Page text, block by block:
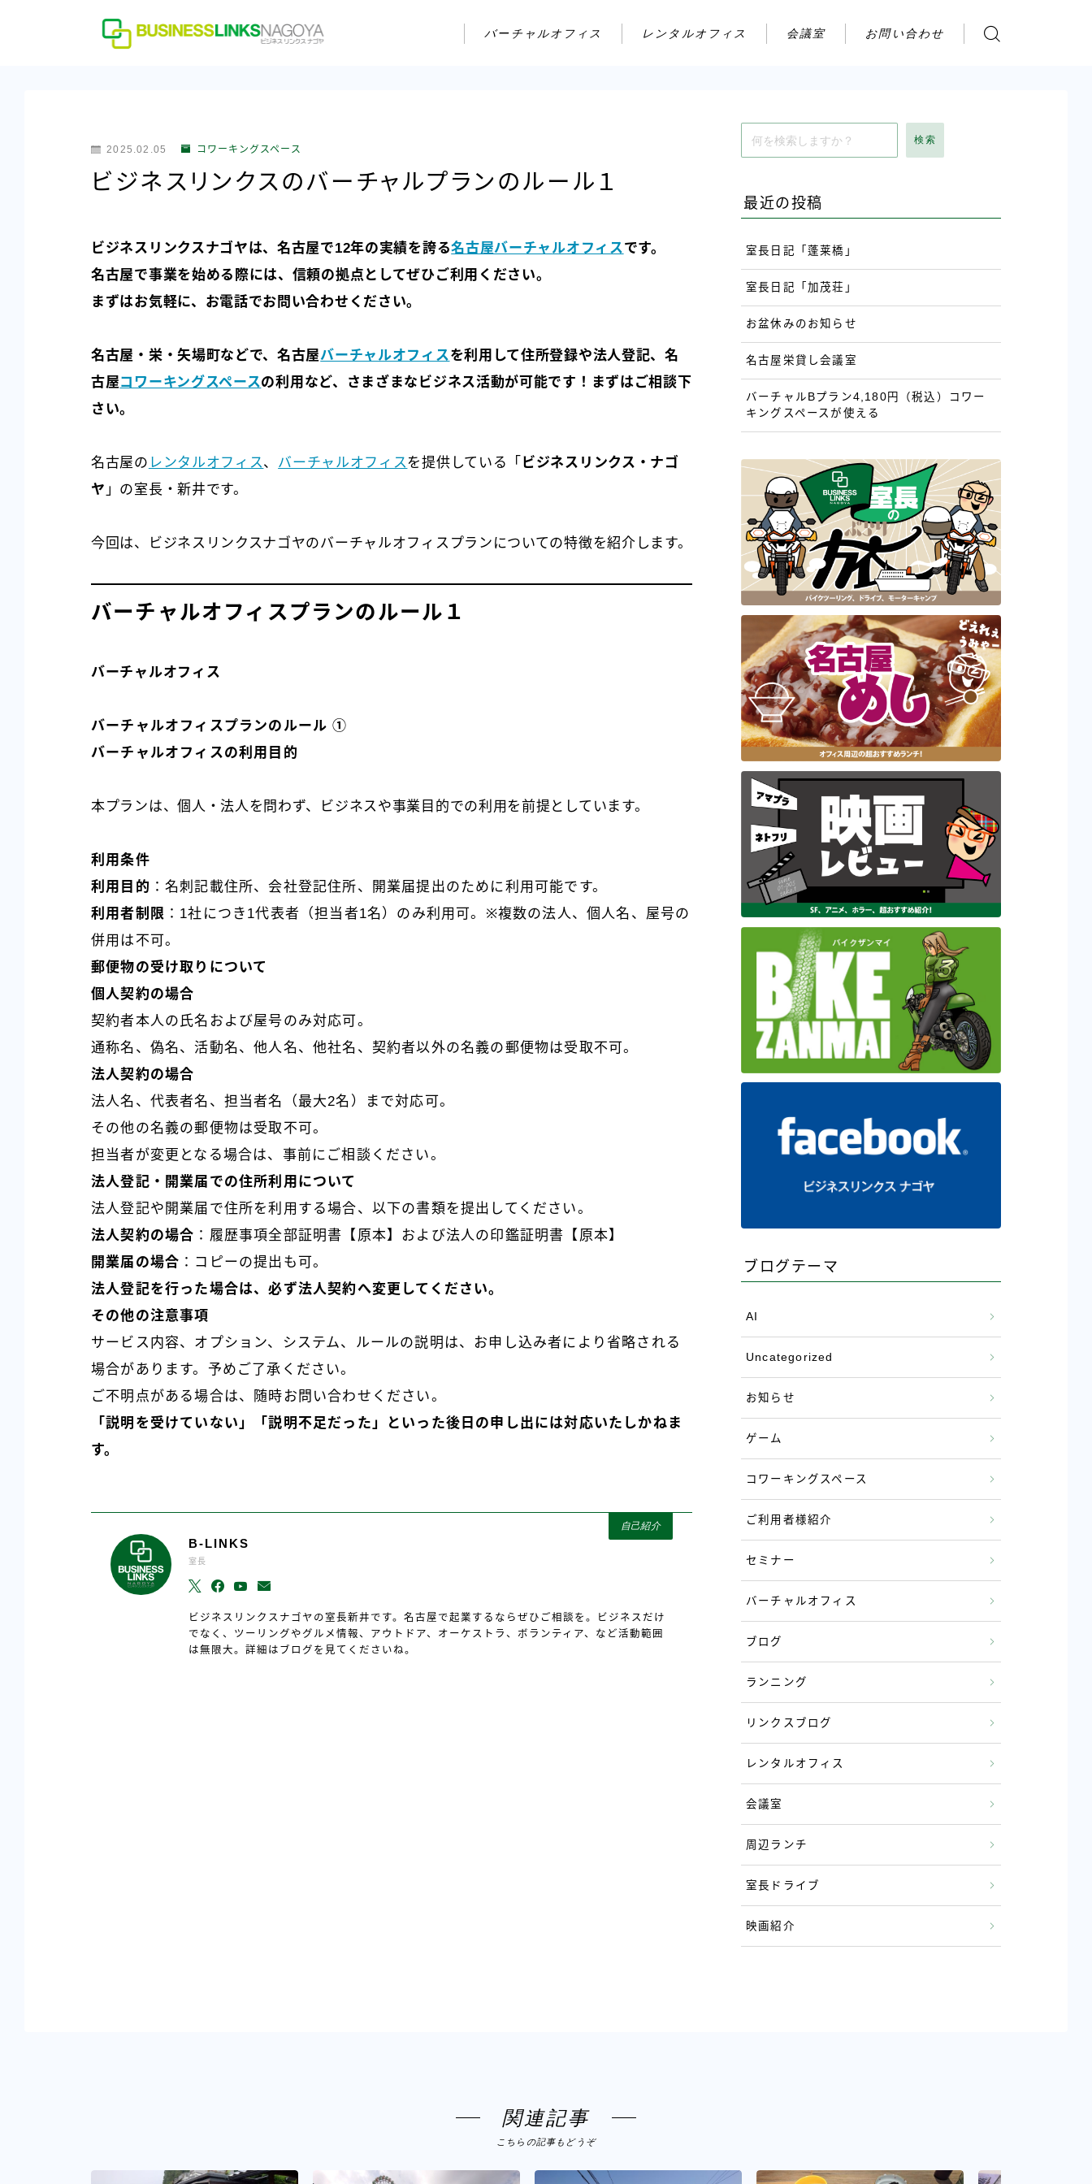
バーチャルオフィス レンタルオフィス 会議室 お問い合わせ
アクセス
2025.02.05 コワーキングスペース
ビジネスリンクスのバーチャルプランのルール１
ビジネスリンクスナゴヤは、名古屋で12年の実績を誇る名古屋バーチャルオフィスです。
名古屋で事業を始める際には、信頼の拠点としてぜひご利用ください。
まずはお気軽に、お電話でお問い合わせください。
名古屋・栄・矢場町などで、名古屋バーチャルオフィスを利用して住所登録や法人登記、名
古屋コワーキングスペースの利用など、さまざまなビジネス活動が可能です！まずはご相談下
さい。
名古屋の レンタルオフィス、 バーチャルオフィスを提供している「 ビジネスリンクス・ナゴ
ヤ 」の室長・新井です。
今回は、ビジネスリンクスナゴヤのバーチャルオフィスプランについての特徴を紹介します。
バーチャルオフィスプランのルール１
バーチャルオフィス
バーチャルオフィスプランのルール ①
バーチャルオフィスの利用目的
本プランは、個人・法人を問わず、ビジネスや事業目的での利用を前提としています。
利用条件
利用目的 ：名刺記載住所、会社登記住所、開業届提出のために利用可能です。
利用者制限 ：1社につき1代表者（担当者1名）のみ利用可。※複数の法人、個人名、屋号の
併用は不可。
郵便物の受け取りについて
個人契約の場合
契約者本人の氏名および屋号のみ対応可。
通称名、偽名、活動名、他人名、他社名、契約者以外の名義の郵便物は受取不可。
法人契約の場合
法人名、代表者名、担当者名（最大2名）まで対応可。
その他の名義の郵便物は受取不可。
担当者が変更となる場合は、事前にご相談ください。
法人登記・開業届での住所利用について
法人登記や開業届で住所を利用する場合、以下の書類を提出してください。
法人契約の場合 ：履歴事項全部証明書【原本】および法人の印鑑証明書【原本】
開業届の場合 ：コピーの提出も可。
法人登記を行った場合は、必ず法人契約へ変更してください。
その他の注意事項
サービス内容、オプション、システム、ルールの説明は、お申し込み者により省略される
場合があります。予めご了承ください。
ご不明点がある場合は、随時お問い合わせください。
「説明を受けていない」「説明不足だった」といった後日の申し出には対応いたしかねま
す。
自己紹介
B-LINKS
室長
ビジネスリンクスナゴヤの室長新井です。名古屋で起業するならぜひご相談を。ビジネスだけ
でなく、ツーリングやグルメ情報、アウトドア、オーケストラ、ボランティア、など活動範囲
は無限大。詳細はブログを見てくださいね。
検索
最近の投稿
室長日記「蓬莱橋」
室長日記「加茂荘」
お盆休みのお知らせ
名古屋栄貸し会議室
バーチャルBプラン4,180円（税込）コワー
キングスペースが使える
ブログテーマ
AI
Uncategorized
お知らせ
ゲーム
コワーキングスペース
ご利用者様紹介
セミナー
バーチャルオフィス
ブログ
ランニング
リンクスブログ
レンタルオフィス
会議室
周辺ランチ
室長ドライブ
映画紹介
関連記事
こちらの記事もどうぞ